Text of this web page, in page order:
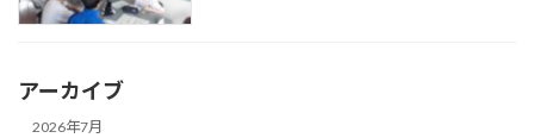
アーカイブ
2026年7月